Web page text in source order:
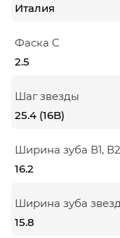
Италия
Фаска C
2.5
Шаг звезды
25.4 (16B)
Ширина зуба В1,
16.2
Ширина зуба
15.8